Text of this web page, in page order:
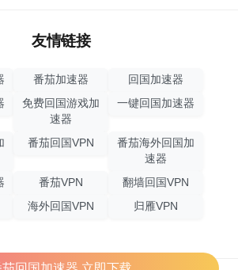
友情链接
番茄加速器
回国加速器
免费回国游戏加
速器
一键回国加速器
番茄回国VPN
番茄海外回国加
速器
番茄VPN
翻墙回国VPN
海外回国VPN 归雁VPN